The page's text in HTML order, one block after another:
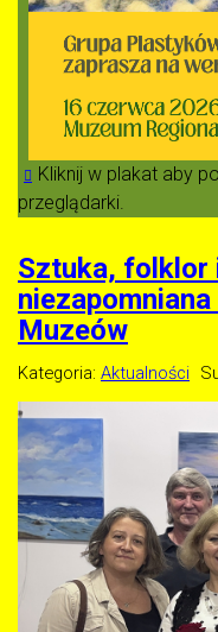
Kliknij w plakat aby
przeglądarki.
Sztuka, folklor
Muzeów
Kategoria: Aktualności